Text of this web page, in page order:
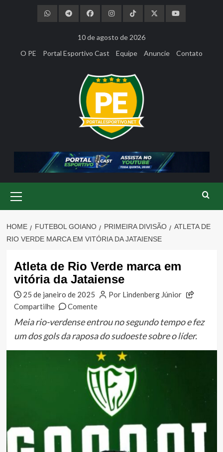
10 de agosto de 2026
O PE
Portal Esportivo Cast Equipe Anuncie Contato
Menu
HOME FUTEBOL GOIANO PRIMEIRA DIVISÃO
ATLETA DE
RIO VERDE MARCA EM VITÓRIA DA JATAIENSE
Atleta de Rio Verde marca em
vitória da Jataiense
25 de janeiro de 2025
Por Lindenberg Júnior
Compartilhe
Comente
Meia rio-verdense entrou no segundo tempo e fez
um dos gols da raposa do sudoeste sobre o líder.